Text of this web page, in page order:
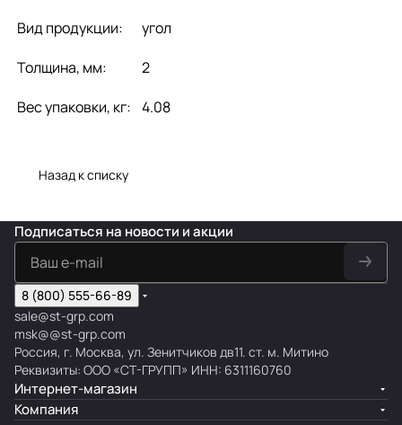
Вид продукции:
угол
Толщина, мм:
2
Вес упаковки, кг: 4.08
Назад к списку
Подписаться на новости и акции
8 (800) 555-66-89
sale@st-grp.com
msk@@st-grp.com
Россия, г. Москва, ул. Зенитчиков дв11. ст. м. Митино
Реквизиты: ООО «СТ-ГРУПП» ИНН: 6311160760
Интернет-магазин
Компания